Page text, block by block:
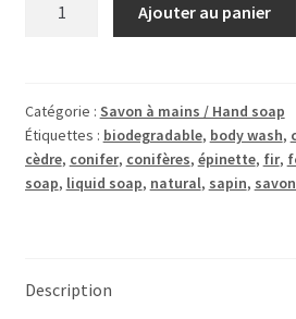
mainsCoureur
des
boisHand
Soap250
Ajouter au panier
Catégorie : Savon à mains / Hand soap
Étiquettes : biodegradable, body wash,
cèdre, conifer, conifères, épinette, fir,
soap, liquid soap, natural, sapin,
Description